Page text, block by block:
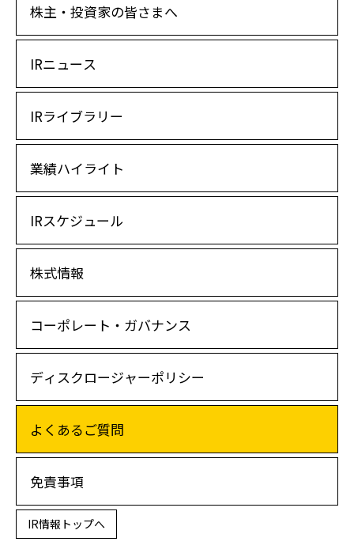
株主・投資家の皆さまへ
IRニュース
IRライブラリー
業績ハイライト
IRスケジュール
株式情報
コーポレート・ガバナンス
ディスクロージャーポリシー
よくあるご質問
免責事項
IR情報トップへ